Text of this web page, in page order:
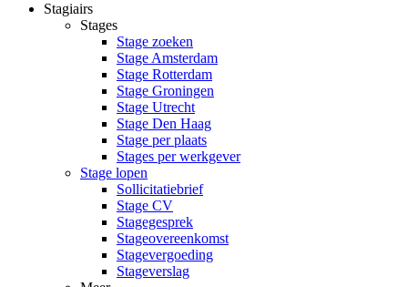
Stagiairs
Stages
Stage zoeken
Stage Amsterdam
Stage Rotterdam
Stage Groningen
Stage Utrecht
Stage Den Haag
Stage per plaats
Stages per werkgever
Stage lopen
Sollicitatiebrief
Stage CV
Stagegesprek
Stageovereenkomst
Stagevergoeding
Stageverslag